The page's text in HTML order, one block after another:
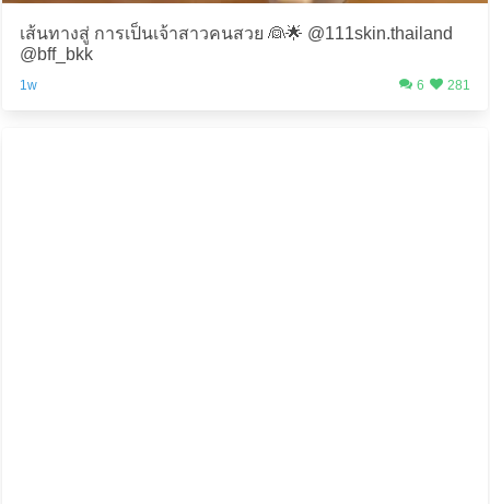
เส้นทางสู่ การเป็นเจ้าสาวคนสวย 👰🌟 @111skin.thailand
@bff_bkk
1w 6 281